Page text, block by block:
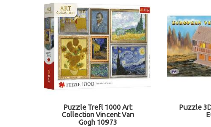
Puzzle Trefl 1000 Art
Collection Vincent Van
Gogh 10973
Puzzle